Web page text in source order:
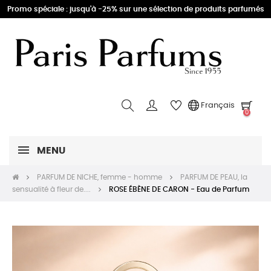
Promo spéciale : jusqu'à -25% sur une sélection de produits parfumés
Français
0
MENU
PARFUM DE NICHE, femme - homme
PARFUM DE PEAU, la
sensualité à fleur de....
ROSE ÉBÈNE DE CARON - Eau de Parfum